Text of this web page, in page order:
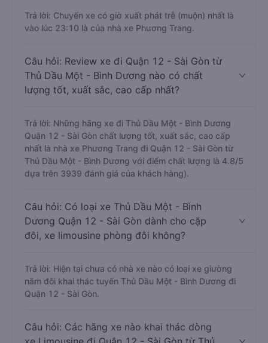
Trả lời: Chuyến xe có giờ xuất phát trễ (muộn) nhất là
vào lúc 23:10 là của nhà xe Phương Trang.
Câu hỏi: Review xe đi Quận 12 - Sài Gòn từ
Thủ Dầu Một - Bình Dương nào có chất
lượng tốt, xuất sắc, cao cấp nhất?
Trả lời: Những hãng xe đi Thủ Dầu Một - Bình Dương
Quận 12 - Sài Gòn chất lượng tốt, xuất sắc, cao cấp
nhất là nhà xe Phương Trang đi Quận 12 - Sài Gòn từ
Thủ Dầu Một - Bình Dương với điểm chất lượng là 4.8/5
dựa trên 3939 đánh giá của khách hàng).
Câu hỏi: Có loại xe Thủ Dầu Một - Bình
Dương Quận 12 - Sài Gòn dành cho cặp
đôi, xe limousine phòng đôi không?
Trả lời: Hiện tại chưa có nhà xe nào có loại xe giường
nằm đôi khai thác tuyến Thủ Dầu Một - Bình Dương đi
Quận 12 - Sài Gòn.
Câu hỏi: Các hãng xe nào khai thác dòng